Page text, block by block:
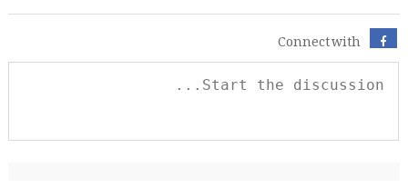
Connect with